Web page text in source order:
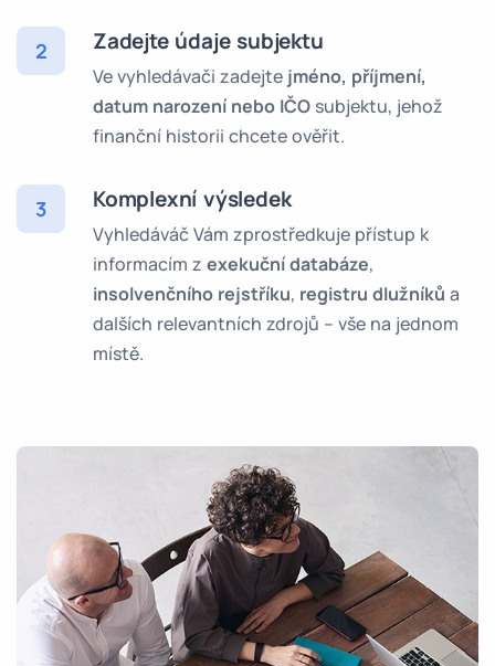
2 Zadejte údaje subjektu
Ve vyhledávači zadejte jméno, příjmení,
datum narození nebo IČO subjektu, jehož
finanční historii chcete ověřit.
3 Komplexní výsledek
Vyhledáváč Vám zprostředkuje přístup k
informacím z exekuční databáze,
insolvenčního rejstříku, registru dlužníků a
dalších relevantních zdrojů – vše na jednom
místě.